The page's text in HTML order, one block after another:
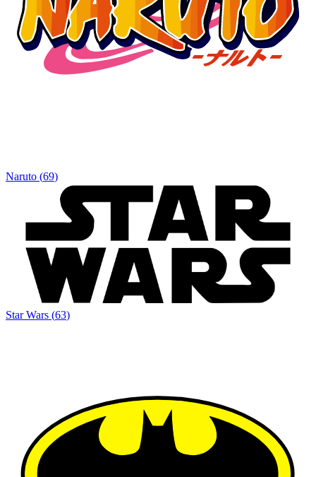
Naruto (69)
Star Wars (63)